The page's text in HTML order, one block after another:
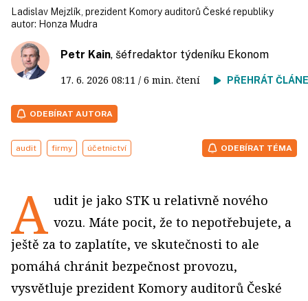
Ladislav Mejzlík, prezident Komory auditorů České republiky
autor: Honza Mudra
Petr Kain, šéfredaktor týdeníku Ekonom
17. 6. 2026 08:11 / 6 min. čtení PŘEHRÁT
ODEBÍRAT AUTORA
audit firmy účetnictví ODEBÍRAT TÉMA
A udit je jako STK u relativně nového
vozu. Máte pocit, že to nepotřebujete, a
ještě za to zaplatíte, ve skutečnosti to ale
pomáhá chránit bezpečnost provozu,
vysvětluje prezident Komory auditorů České